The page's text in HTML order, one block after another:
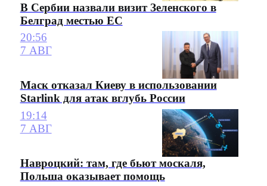
В Сербии назвали визит Зеленского в
Белград местью ЕС
20:56
7 АВГ
Маск отказал Киеву в использовании
Starlink для атак вглубь России
19:14
7 АВГ
Навроцкий: там, где бьют москаля,
Польша оказывает помощь